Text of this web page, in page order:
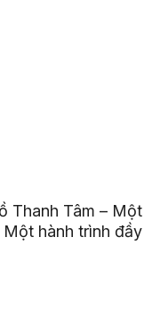
Thanh Tâm – Một